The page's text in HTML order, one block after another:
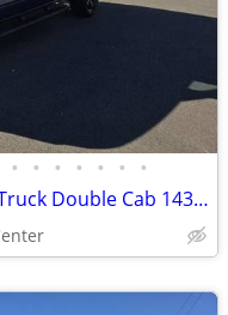
• • • • • • •
2017 GMC Sierra 1500 4x4 4WD Truck Double Cab 143.5 Extended Cab